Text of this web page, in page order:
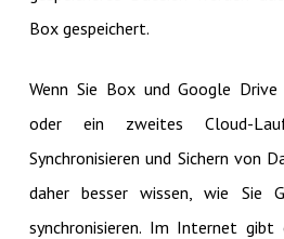
Box gespeichert.
Wenn Sie Box und Google
oder ein zweites Cloud-
Synchronisieren und Sichern von
daher besser wissen, wie Sie
synchronisieren. Im Internet